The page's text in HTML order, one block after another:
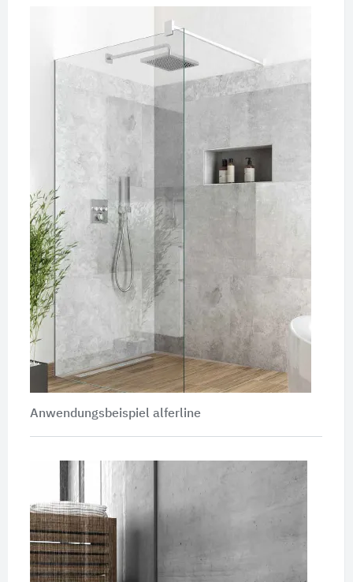
Anwendungsbeispiel alferline